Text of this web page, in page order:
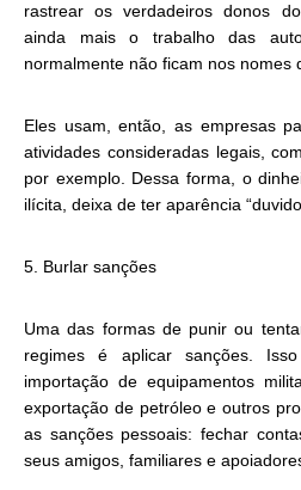
rastrear os verdadeiros donos
ainda mais o trabalho das
normalmente não ficam nos nomes
Eles usam, então, as empresas
atividades consideradas legais,
por exemplo. Dessa forma, o
ilícita, deixa de ter aparência
5. Burlar sanções
Uma das formas de punir ou
regimes é aplicar sanções.
importação de equipamentos
exportação de petróleo e outros
as sanções pessoais: fechar
seus amigos, familiares e